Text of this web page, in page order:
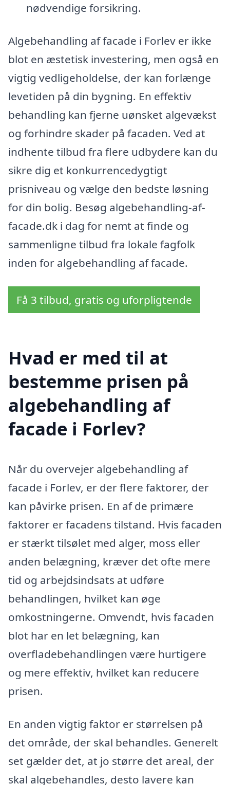
nødvendige forsikring.
Algebehandling af facade i Forlev er ikke
blot en æstetisk investering, men også en
vigtig vedligeholdelse, der kan forlænge
levetiden på din bygning. En effektiv
behandling kan fjerne uønsket algevækst
og forhindre skader på facaden. Ved at
indhente tilbud fra flere udbydere kan du
sikre dig et konkurrencedygtigt
prisniveau og vælge den bedste løsning
for din bolig. Besøg algebehandling-af-
facade.dk i dag for nemt at finde og
sammenligne tilbud fra lokale fagfolk
inden for algebehandling af facade.
Få 3 tilbud, gratis og uforpligtende
Hvad er med til at
bestemme prisen på
algebehandling af
facade i Forlev?
Når du overvejer algebehandling af
facade i Forlev, er der flere faktorer, der
kan påvirke prisen. En af de primære
faktorer er facadens tilstand. Hvis facaden
er stærkt tilsølet med alger, moss eller
anden belægning, kræver det ofte mere
tid og arbejdsindsats at udføre
behandlingen, hvilket kan øge
omkostningerne. Omvendt, hvis facaden
blot har en let belægning, kan
overfladebehandlingen være hurtigere
og mere effektiv, hvilket kan reducere
prisen.
En anden vigtig faktor er størrelsen på
det område, der skal behandles. Generelt
set gælder det, at jo større det areal, der
skal algebehandles, desto lavere kan